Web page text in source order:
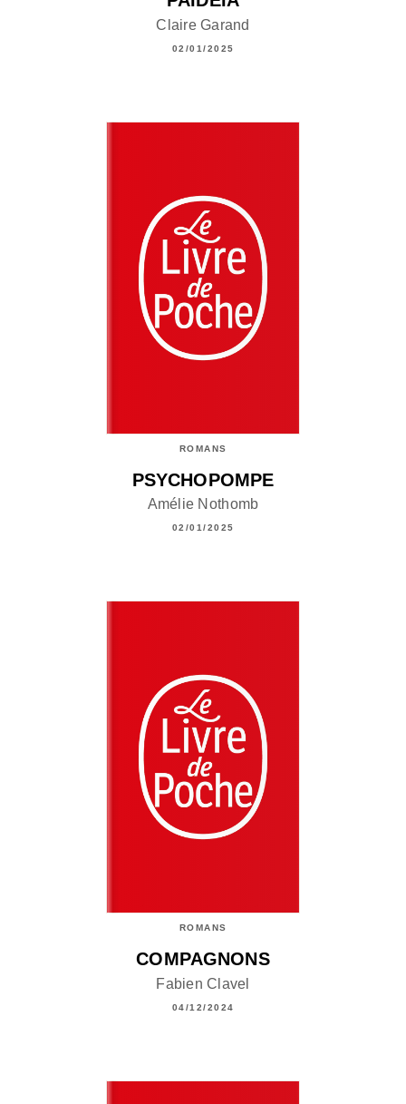
Claire Garand
02/01/2025
ROMANS
PSYCHOPOMPE
Amélie Nothomb
02/01/2025
ROMANS
COMPAGNONS
Fabien Clavel
04/12/2024